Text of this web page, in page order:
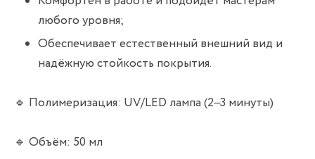
любого уровня;
Обеспечивает естественный внешний вид и
надёжную стойкость покрытия.
🔹 Полимеризация: UV/LED лампа (2–3 минуты)
🔹 Объём: 50 мл